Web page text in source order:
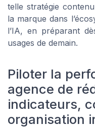
telle stratégie
la marque dans
l’IA, en préparant
usages de demain.
Piloter la
agence de
indicateurs,
organisation